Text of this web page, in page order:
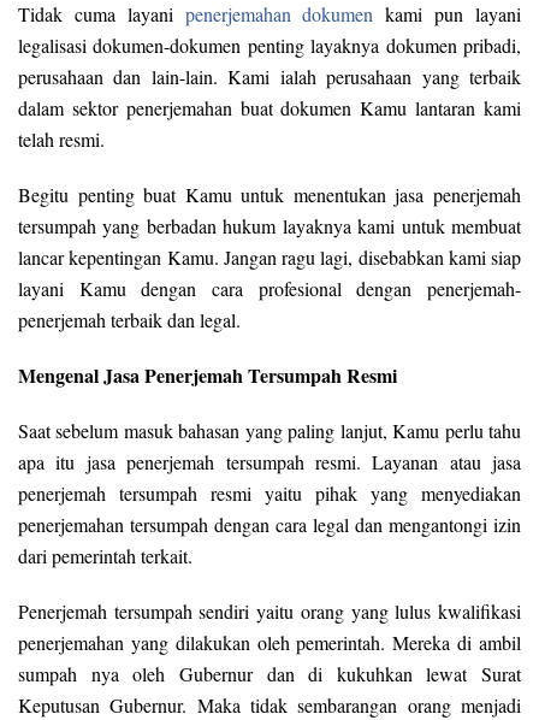
Tidak cuma layani penerjemahan dokumen kami pun layani
legalisasi dokumen-dokumen penting layaknya dokumen pribadi,
perusahaan dan lain-lain. Kami ialah perusahaan yang terbaik
dalam sektor penerjemahan buat dokumen Kamu lantaran kami
telah resmi.
Begitu penting buat Kamu untuk menentukan jasa penerjemah
tersumpah yang berbadan hukum layaknya kami untuk membuat
lancar kepentingan Kamu. Jangan ragu lagi, disebabkan kami siap
layani Kamu dengan cara profesional dengan penerjemah-
penerjemah terbaik dan legal.
Mengenal Jasa Penerjemah Tersumpah Resmi
Saat sebelum masuk bahasan yang paling lanjut, Kamu perlu tahu
apa itu jasa penerjemah tersumpah resmi. Layanan atau jasa
penerjemah tersumpah resmi yaitu pihak yang menyediakan
penerjemahan tersumpah dengan cara legal dan mengantongi izin
dari pemerintah terkait.
Penerjemah tersumpah sendiri yaitu orang yang lulus kwalifikasi
penerjemahan yang dilakukan oleh pemerintah. Mereka di ambil
sumpah nya oleh Gubernur dan di kukuhkan lewat Surat
Keputusan Gubernur. Maka tidak sembarangan orang menjadi